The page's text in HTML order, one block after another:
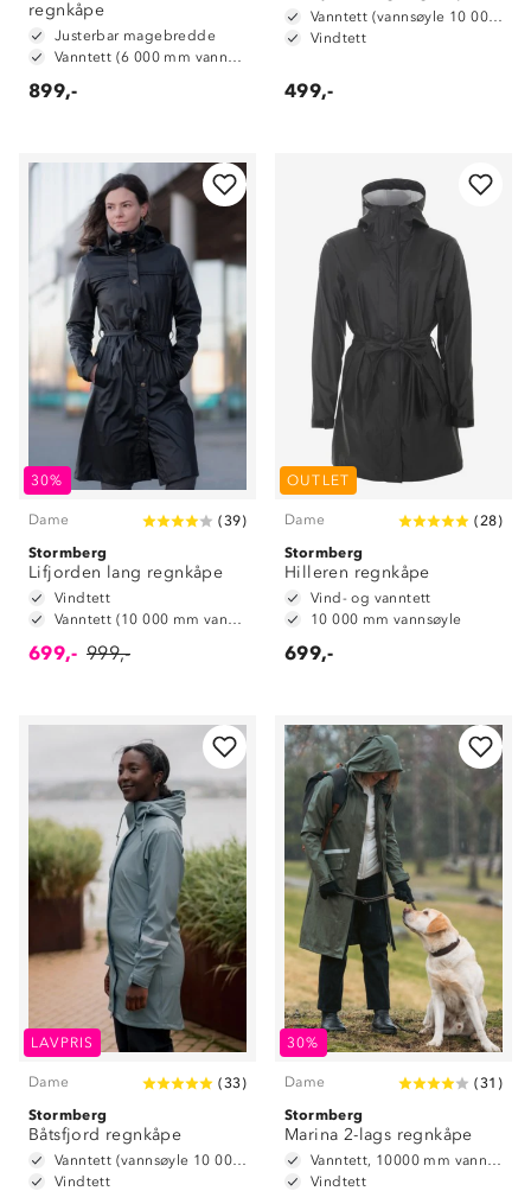
regnkåpe
Justerbar magebredde
Vanntett (6 000 mm vannsøyle)
899,-
Vanntett (vannsøyle 10 000 mm)
Vindtett
499,-
30%
Dame (39)
Stormberg
Lifjorden lang regnkåpe
Vindtett
Vanntett (10 000 mm vannsøyle)
699,- 999,-
OUTLET
Dame (28)
Stormberg
Hilleren regnkåpe
Vind- og vanntett
10 000 mm vannsøyle
699,-
LAVPRIS
Dame (33)
Stormberg
Båtsfjord regnkåpe
Vanntett (vannsøyle 10 000 mm)
Vindtett
30%
Dame (31 )
Stormberg
Marina 2-lags regnkåpe
Vanntett, 10000 mm vannsøyle
Vindtett